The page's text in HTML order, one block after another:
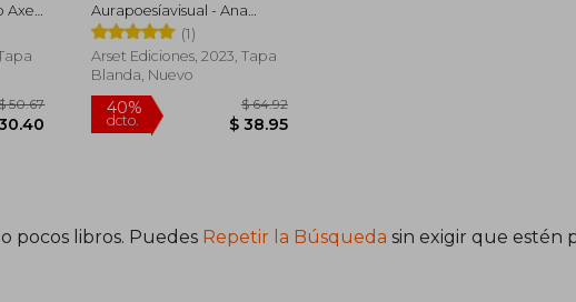
Axel
Aurapoesíavisual - Ana
Suárez Y OmarOmar
Compiladores
(1)
Arset Ediciones, 2023, Tapa
Blanda, Nuevo
pocos libros. Puedes Repetir la Búsqueda sin exigir que estén